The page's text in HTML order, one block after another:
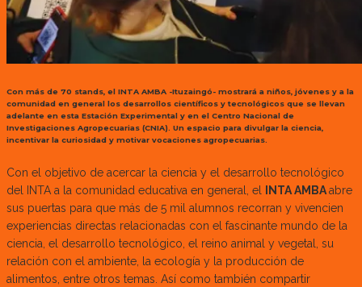
Con más de 70 stands, el INTA AMBA -Ituzaingó- mostrará a niños, jóvenes y a la
comunidad en general los desarrollos científicos y tecnológicos que se llevan
adelante en esta Estación Experimental y en el Centro Nacional de
Investigaciones Agropecuarias (CNIA). Un espacio para divulgar la ciencia,
incentivar la curiosidad y motivar vocaciones agropecuarias.
Con el objetivo de acercar la ciencia y el desarrollo tecnológico
del INTA a la comunidad educativa en general, el
INTA AMBAabre
sus puertas para que más de 5 mil alumnos recorran y vivencien
experiencias directas relacionadas con el fascinante mundo de la
ciencia, el desarrollo tecnológico, el reino animal y vegetal, su
relación con el ambiente, la ecología y la producción de
alimentos, entre otros temas. Así como también compartir